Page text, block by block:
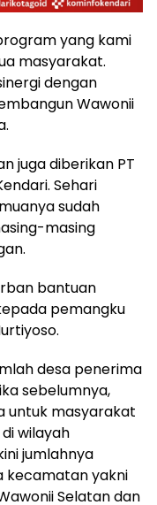
yang kami
masyarakat.
dengan
Wawonii
juga diberikan PT
Sehari
sudah
masing
bantuan
pemangku
desa penerima
sebelumnya,
untuk masyarakat
wilayah
jumlahnya
kecamatan yakni
Selatan dan